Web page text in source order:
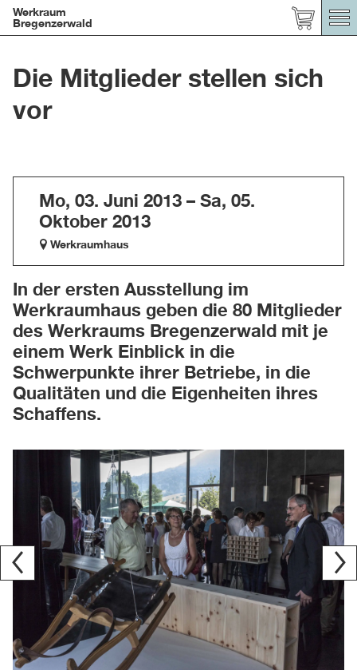
Werkraum
Bregenzerwald
Die Mitglieder stellen sich
vor
Mo, 03. Juni 2013 – Sa, 05.
Oktober 2013
Werkraumhaus
In der ersten Ausstellung im
Werkraumhaus geben die 80 Mitglieder
des Werkraums Bregenzerwald mit je
einem Werk Einblick in die
Schwerpunkte ihrer Betriebe, in die
Qualitäten und die Eigenheiten ihres
Schaffens.